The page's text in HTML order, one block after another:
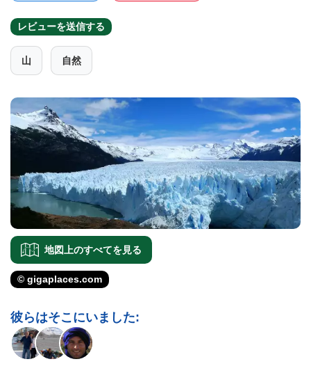
レビューを送信する
山 自然
地図上のすべてを見る
© gigaplaces.com
彼らはそこにいました: